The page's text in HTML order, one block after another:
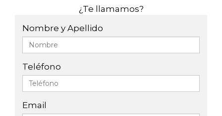
¿Te llamamos?
Nombre y Apellido
Teléfono
Email